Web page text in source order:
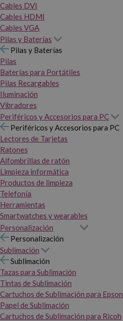
Cables DVI
Cables HDMI
Cables VGA
Pilas y Baterías
Pilas y Baterías
Pilas
Baterías para Portátiles
Pilas Recargables
Iluminación
Vibradores
Periféricos y Accesorios para PC
Periféricos y Accesorios para PC
Lectores de Tarjetas
Ratones
Alfombrillas de ratón
Limpieza informática
Productos de limpieza
Telefonía
Herramientas
Smartwatches y wearables
Personalización
Personalización
Sublimación
Sublimación
Tazas para Sublimación
Tintas de Sublimación
Cartuchos de Sublimación para Epson
Papel de Sublimación
Cartuchos de Sublimación para Ricoh